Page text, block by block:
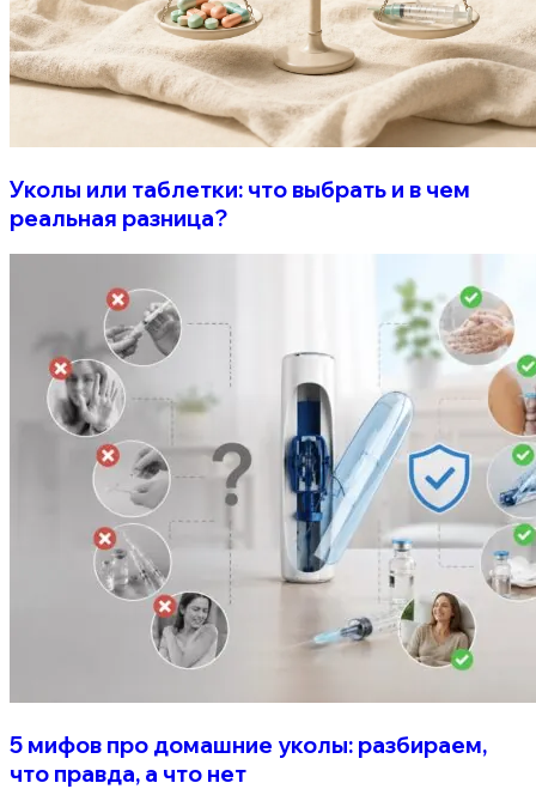
Уколы или таблетки: что выбрать и в чем
реальная разница?
5 мифов про домашние уколы: разбираем,
что правда, а что нет